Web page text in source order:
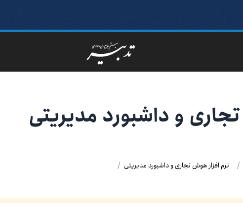
و داشبورد مدیریتی
نرم افزار هوش تجاری و داشبورد مدیریتی